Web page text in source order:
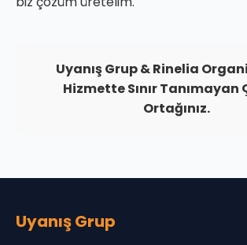
Uyanış Grup & Rinelia
Hizmette Sınır Tanımayan
Ortağınız.
Uyanış Grup